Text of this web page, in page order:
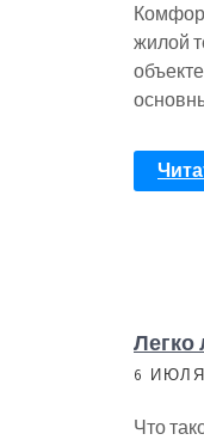
жилой
Легко
6 ИЮЛЯ
Что